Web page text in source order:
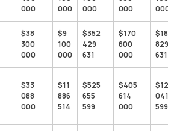
000
000
000
000
000
$38
300
000
$9
100
000
$352
429
631
$170
600
000
$181
829
631
$33
088
000
$11
886
514
$525
655
599
$405
614
000
$120
041
599